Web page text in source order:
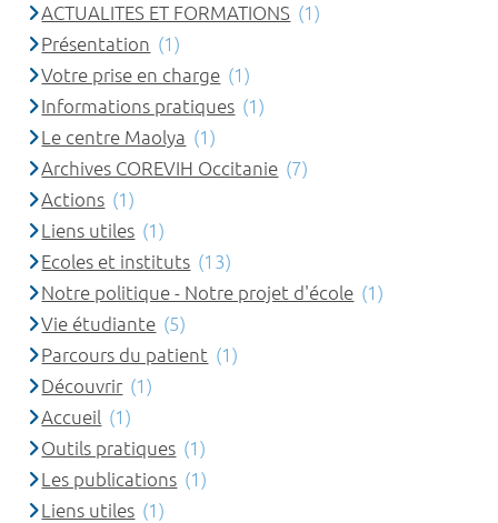
ACTUALITES ET FORMATIONS (1)
Présentation (1)
Votre prise en charge (1)
Informations pratiques (1)
Le centre Maolya (1)
Archives COREVIH Occitanie (7)
Actions (1)
Liens utiles (1)
Ecoles et instituts (13)
Notre politique - Notre projet d'école (1)
Vie étudiante (5)
Parcours du patient (1)
Découvrir (1)
Accueil (1)
Outils pratiques (1)
Les publications (1)
Liens utiles (1)